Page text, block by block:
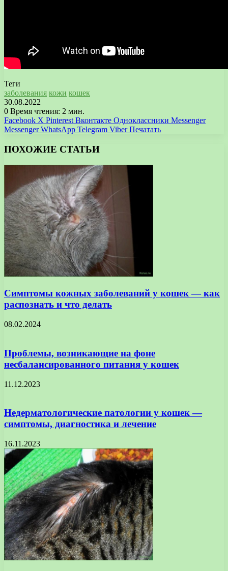
Теги
заболевания кожи кошек
30.08.2022
0 Время чтения: 2 мин.
Facebook X Pinterest Вконтакте Одноклассники Messenger
Messenger WhatsApp Telegram Viber Печатать
ПОХОЖИЕ СТАТЬИ
Симптомы кожных заболеваний у кошек — как
распознать и что делать
08.02.2024
Проблемы, возникающие на фоне
несбалансированного питания у кошек
11.12.2023
Недерматологические патологии у кошек —
симптомы, диагностика и лечение
16.11.2023